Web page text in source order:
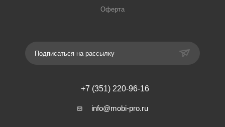
Оферта
Подписаться на рассылку
+7 (351) 220-96-16
info@mobi-pro.ru